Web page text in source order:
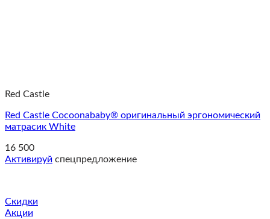
Red Castle
Red Castle Cocoonababy® оригинальный эргономический
матрасик White
16 500
Активируй спецпредложение
Скидки
Акции